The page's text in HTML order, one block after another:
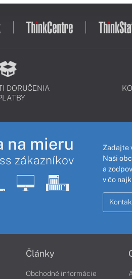
DORUČENIA
na mieru
zákazníkov
Zadajte
Naši
a
v čo
Články
Obchodné informácie